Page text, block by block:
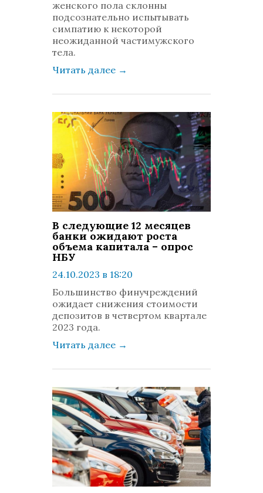
женского пола склонны
подсознательно испытывать
симпатию к некоторой
неожиданной частимужского
тела.
Читать далее →
В следующие 12 месяцев
банки ожидают роста
объема капитала – опрос
НБУ
24.10.2023 в 18:20
просмотров: 366
комментариев: 0
Большинство финучреждений
ожидает снижения стоимости
депозитов в четвертом квартале
2023 года.
Читать далее →